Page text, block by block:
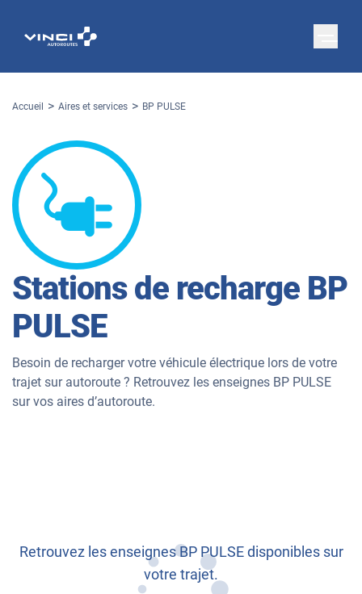
Accueil Aires et services BP PULSE
Stations de recharge BP
PULSE
Besoin de recharger votre véhicule électrique lors de votre
trajet sur autoroute ? Retrouvez les enseignes BP PULSE
sur vos aires d’autoroute.
Retrouvez les enseignes BP PULSE disponibles sur
votre trajet.